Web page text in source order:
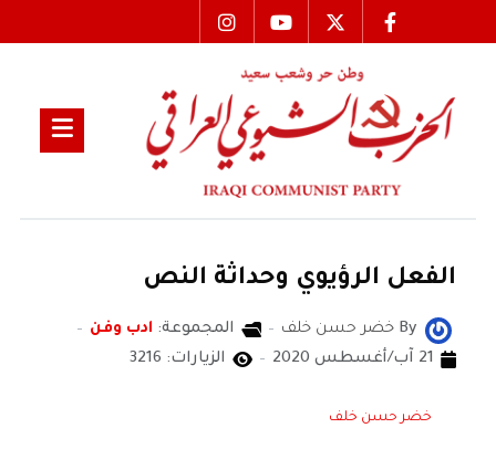
الفعل الرؤيوي وحداثة النص
By خضر حسن خلف المجموعة: ادب وفن
21 آب/أغسطس 2020
الزيارات: 3216
خضر حسن خلف